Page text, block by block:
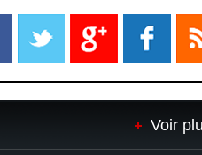
Liverpool mis en vente par
propriétaire
Le Barça savoure sa
place et chambre le Real
Voir